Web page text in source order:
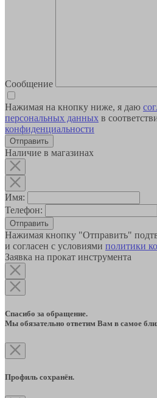
Сообщение
Нажимая на кнопку ниже, я даю
персональных данных в
конфиденциальности
Наличие в магазинах
Имя:
Телефон:
Отправить
Нажимая кнопку "Отправить"
и согласен с условиями политики
Заявка на прокат инструмента
Спасибо за обращение.
Мы обязательно ответим Вам в самое
Профиль сохранён.